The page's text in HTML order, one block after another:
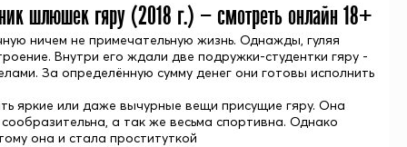
шлюшек гяру (2018 г.) — смотреть онлайн 18+
ничем не примечательную жизнь. Однажды, гуляя
Внутри его ждали две подружки-студентки гяру -
За определённую сумму денег они готовы исполнить
яркие или даже вычурные вещи присущие гяру. Она
а так же весьма спортивна. Однако
она и стала проституткой